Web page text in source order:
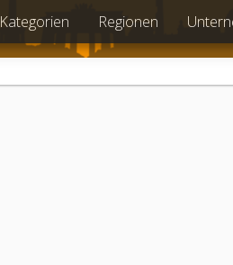
Kategorien Regionen